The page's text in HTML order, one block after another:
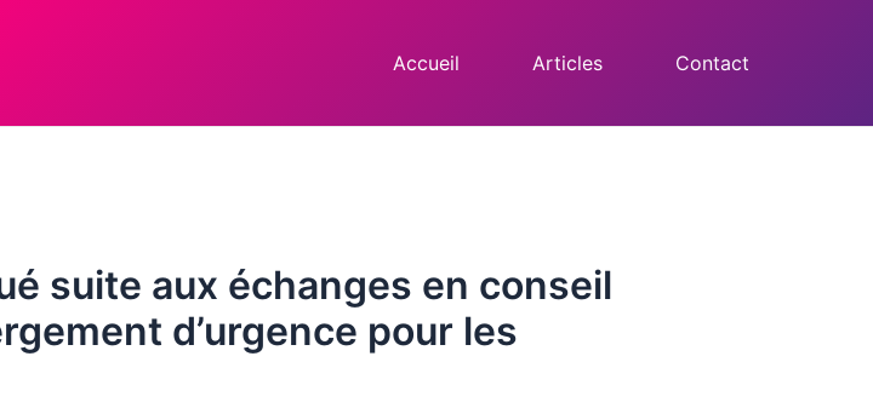
Accueil Articles Contact
suite aux échanges en conseil
d’urgence pour les